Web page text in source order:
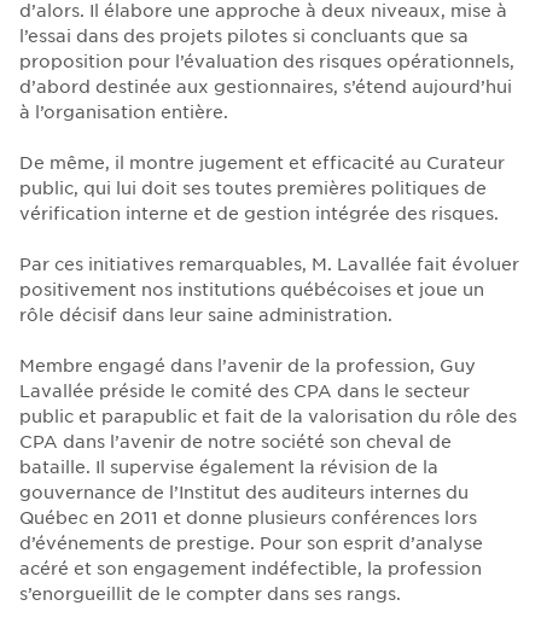
d’alors. Il élabore une approche à deux niveaux, mise à
l’essai dans des projets pilotes si concluants que sa
proposition pour l’évaluation des risques opérationnels,
d’abord destinée aux gestionnaires, s’étend aujourd’hui
à l’organisation entière.
De même, il montre jugement et efficacité au Curateur
public, qui lui doit ses toutes premières politiques de
vérification interne et de gestion intégrée des risques.
Par ces initiatives remarquables, M. Lavallée fait évoluer
positivement nos institutions québécoises et joue un
rôle décisif dans leur saine administration.
Membre engagé dans l’avenir de la profession, Guy
Lavallée préside le comité des CPA dans le secteur
public et parapublic et fait de la valorisation du rôle des
CPA dans l’avenir de notre société son cheval de
bataille. Il supervise également la révision de la
gouvernance de l’Institut des auditeurs internes du
Québec en 2011 et donne plusieurs conférences lors
d’événements de prestige. Pour son esprit d’analyse
acéré et son engagement indéfectible, la profession
s’enorgueillit de le compter dans ses rangs.